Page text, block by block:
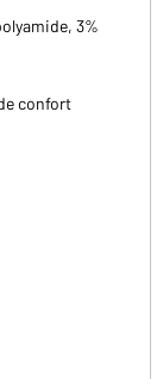
3%
confort